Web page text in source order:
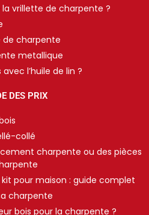
vrillette de charpente ?
de charpente
metallique
l’huile de lin ?
DES PRIX
collé
charpente ou des pièces
kit pour maison : guide complet
charpente
bois pour la charpente ?